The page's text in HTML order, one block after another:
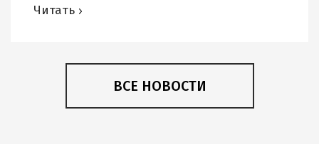
Читать
ВСЕ НОВОСТИ